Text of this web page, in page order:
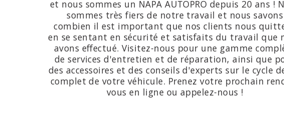
et nous sommes un NAPA AUTOPRO depuis 20 ans !
sommes très fiers de notre travail et nous savons
combien il est important que nos clients nous
en se sentant en sécurité et satisfaits du travail que
avons effectué. Visitez-nous pour une gamme
de services d'entretien et de réparation, ainsi que
des accessoires et des conseils d'experts sur le cycle
complet de votre véhicule. Prenez votre prochain
vous en ligne ou appelez-nous !